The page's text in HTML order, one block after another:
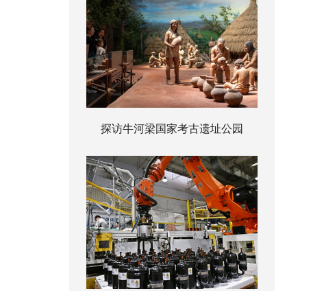
探访牛河梁国家考古遗址公园